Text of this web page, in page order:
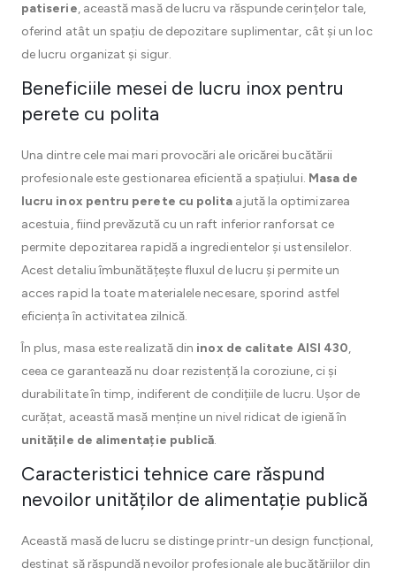
patiserie, această masă de lucru va răspunde cerințelor tale,
oferind atât un spațiu de depozitare suplimentar, cât și un loc
de lucru organizat și sigur.
Beneficiile mesei de lucru inox pentru
perete cu polita
Una dintre cele mai mari provocări ale oricărei bucătării
profesionale este gestionarea eficientă a spațiului. Masa de
lucru inox pentru perete cu polita ajută la optimizarea
acestuia, fiind prevăzută cu un raft inferior ranforsat ce
permite depozitarea rapidă a ingredientelor și ustensilelor.
Acest detaliu îmbunătățește fluxul de lucru și permite un
acces rapid la toate materialele necesare, sporind astfel
eficiența în activitatea zilnică.
În plus, masa este realizată din inox de calitate AISI 430,
ceea ce garantează nu doar rezistență la coroziune, ci și
durabilitate în timp, indiferent de condițiile de lucru. Ușor de
curățat, această masă menține un nivel ridicat de igienă în
unitățile de alimentație publică.
Caracteristici tehnice care răspund
nevoilor unităților de alimentație publică
Această masă de lucru se distinge printr-un design funcțional,
destinat să răspundă nevoilor profesionale ale bucătăriilor din